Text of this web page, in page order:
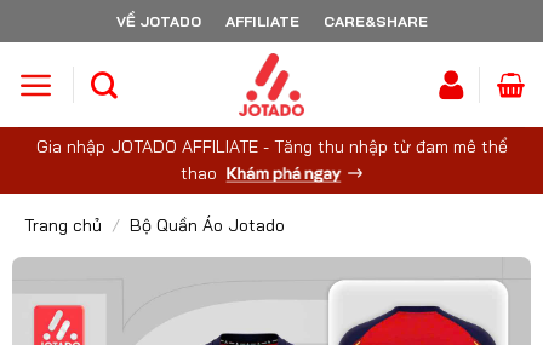
to
VỀ JOTADO AFFILIATE CARE&SHARE
Gia nhập JOTADO AFFILIATE - Tăng thu nhập từ đam mê thể
thao
Trang chủ / Bộ Quần Áo Jotado